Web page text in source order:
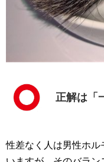
正解は「
性差なく人は男性ホル